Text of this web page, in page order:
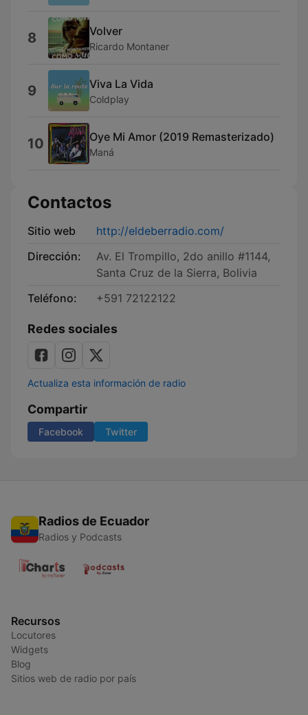
8 Volver
Ricardo Montaner
9 Viva La Vida
Coldplay
10 Oye Mi Amor (2019 Remasterizado)
Maná
Contactos
Sitio web
http://eldeberradio.com/
Dirección:
Av. El Trompillo, 2do anillo #1144,
Santa Cruz de la Sierra, Bolivia
Teléfono:
+591 72122122
Redes sociales
Actualiza esta información de radio
Compartir
Facebook Twitter
Radios de Ecuador
Radios y Podcasts
Recursos
Locutores
Widgets
Blog
Sitios web de radio por país